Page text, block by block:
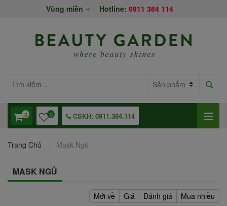
Vùng miền Hotline: 0911 384 114
0 0 CSKH: 0911.384.114
Trang Chủ Mask Ngủ
MASK NGỦ
Mới về Giá Đánh giá Mua nhiều